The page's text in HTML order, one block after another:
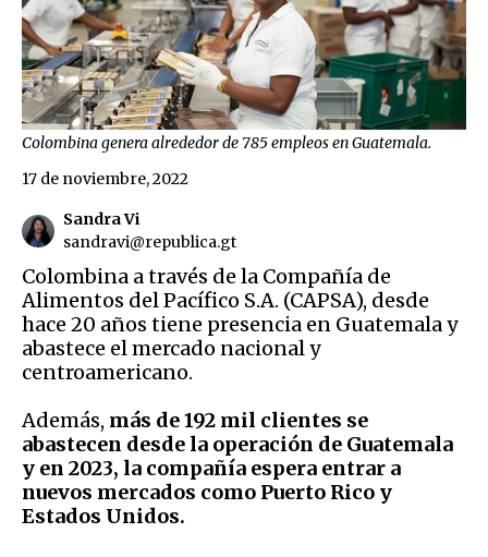
Colombina genera alrededor de 785 empleos en Guatemala.
Sandra Vi
sandravi@republica.gt
17 de noviembre, 2022
Colombina a través de la Compañía de
Alimentos del Pacífico S.A. (CAPSA), desde
hace 20 años tiene presencia en Guatemala y
abastece el mercado nacional y
centroamericano.
Además, más de 192 mil clientes se
abastecen desde la operación de Guatemala
y en 2023, la compañía espera entrar a
nuevos mercados como Puerto Rico y
Estados Unidos.